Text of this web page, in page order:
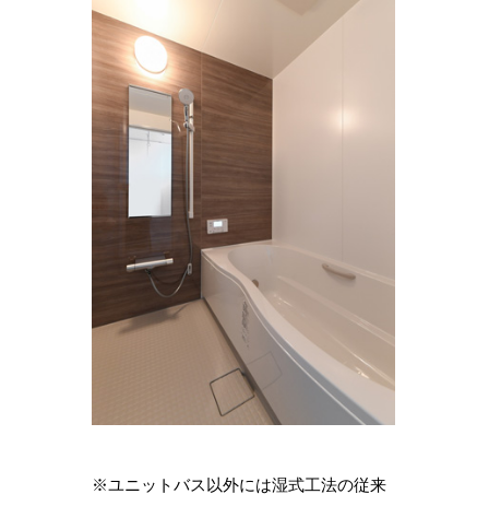
※ユニットバス以外には湿式工法の従来